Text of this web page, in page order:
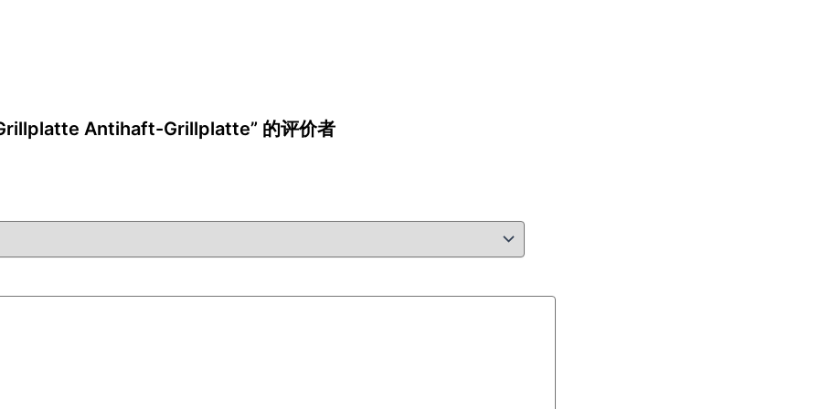
Antihaft-Grillplatte” 的评价者